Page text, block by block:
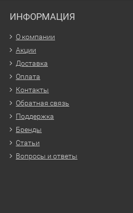
ИНФОРМАЦИЯ
О компании
Акции
Доставка
Оплата
Контакты
Обратная связь
Поддержка
Бренды
Статьи
Вопросы и ответы